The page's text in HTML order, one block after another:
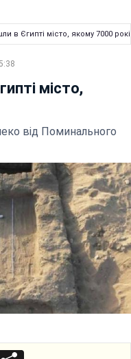
в Єгипті місто, якому 7000
місто,
від Поминального